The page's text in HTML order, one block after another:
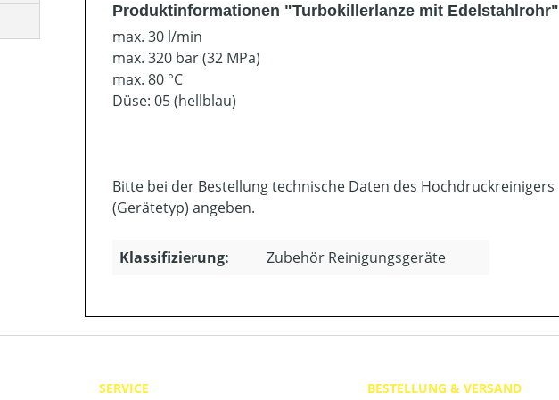
Produktinformationen "Turbokillerlanze mit Edelstahlrohr"
max. 30 l/min
max. 320 bar (32 MPa)
max. 80 °C
Düse: 05 (hellblau)
Bitte bei der Bestellung technische Daten des Hochdruckreinigers
(Gerätetyp) angeben.
Klassifizierung: Zubehör Reinigungsgeräte
SERVICE
BESTELLUNG & VERSAND